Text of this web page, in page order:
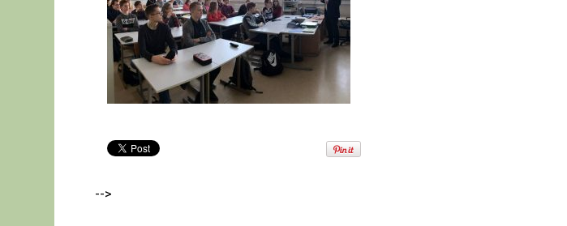
-->